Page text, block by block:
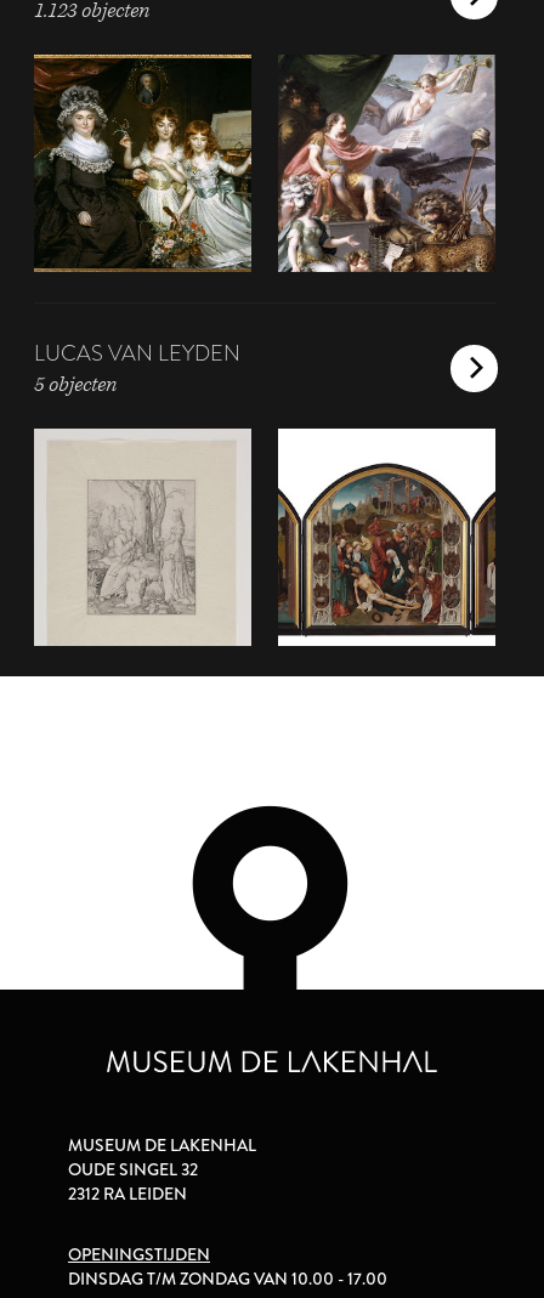
1.123 objecten
LUCAS VAN LEYDEN
5 objecten
MUSEUM DE LAKENHAL
OUDE SINGEL 32
2312 RA LEIDEN
OPENINGSTIJDEN
DINSDAG T/M ZONDAG VAN 10.00 - 17.00